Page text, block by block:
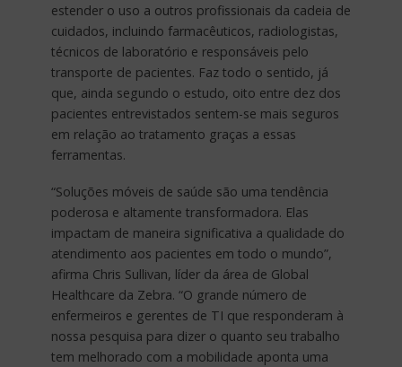
estender o uso a outros profissionais da cadeia de
cuidados, incluindo farmacêuticos, radiologistas,
técnicos de laboratório e responsáveis pelo
transporte de pacientes. Faz todo o sentido, já
que, ainda segundo o estudo, oito entre dez dos
pacientes entrevistados sentem-se mais seguros
em relação ao tratamento graças a essas
ferramentas.
“Soluções móveis de saúde são uma tendência
poderosa e altamente transformadora. Elas
impactam de maneira significativa a qualidade do
atendimento aos pacientes em todo o mundo”,
afirma Chris Sullivan, líder da área de Global
Healthcare da Zebra. “O grande número de
enfermeiros e gerentes de TI que responderam à
nossa pesquisa para dizer o quanto seu trabalho
tem melhorado com a mobilidade aponta uma